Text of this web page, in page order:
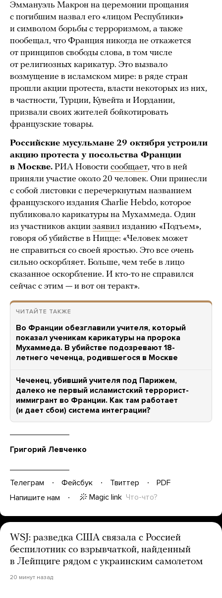
Эммануэль Макрон на церемонии прощания
с погибшим назвал его «лицом Республики»
и символом борьбы с терроризмом, а также
пообещал, что Франция никогда не откажется
от принципов свободы слова, в том числе
от религиозных карикатур. Это вызвало
возмущение в исламском мире: в ряде стран
прошли акции протеста, власти некоторых из них,
в частности, Турции, Кувейта и Иордании,
призвали своих жителей бойкотировать
французские товары.
Российские мусульмане 29 октября устроили
акцию протеста у посольства Франции
в Москве. РИА Новости сообщает, что в ней
приняли участие около 20 человек. Они принесли
с собой листовки с перечеркнутым названием
французского издания Charlie Hebdo, которое
публиковало карикатуры на Мухаммеда. Один
из участников акции заявил изданию «Подъем»,
говоря об убийстве в Ницце: «Человек может
не справиться со своей яростью. Это все очень
сильно оскорбляет. Больше, чем тебе в лицо
сказанное оскорбление. И кто-то не справился
сейчас с этим — и вот он теракт».
ЧИТАЙТЕ ТАКЖЕ
Во Франции обезглавили учителя, который
показал ученикам карикатуры на пророка
Мухаммеда. В убийстве подозревают 18-
летнего чеченца, родившегося в Москве
Чеченец, убивший учителя под Парижем,
далеко не первый исламистский террорист-
иммигрант во Франции. Как там работает
(и дает сбои) система интеграции?
Григорий Левченко
Телеграм Фейсбук Твиттер
PDF
Напишите нам
Magic link Что-что?
WSJ: разведка США связала с Россией
беспилотник со взрывчаткой, найденный
в Лейпциге рядом с украинским самолетом
20 минут назад